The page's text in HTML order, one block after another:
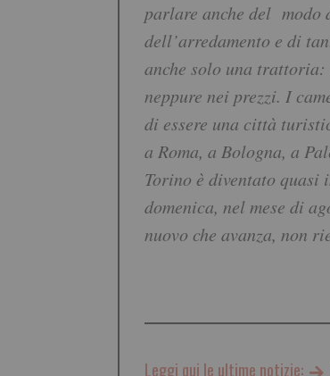
parlare anche del
dell’arredamento e di
anche solo una
neppure nei prezzi. I
di essere una città
a Roma, a Bologna, a
Torino è diventato
domenica, nel mese di
nuovo che avanza, non
Leggi qui le ultime notizie: